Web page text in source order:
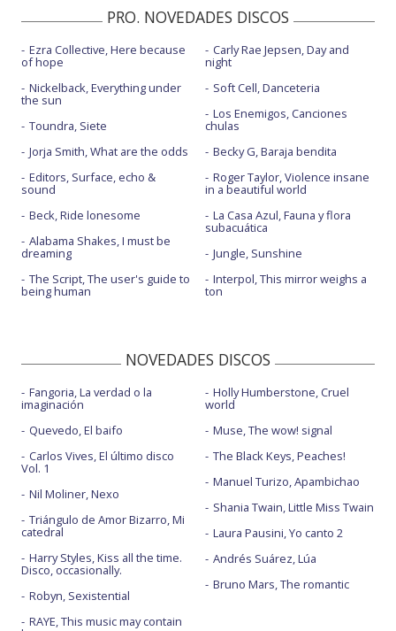
PRO. NOVEDADES DISCOS
Ezra Collective, Here because
of hope
Nickelback, Everything under
the sun
Toundra, Siete
Jorja Smith, What are the odds
Editors, Surface, echo &
sound
Beck, Ride lonesome
Alabama Shakes, I must be
dreaming
The Script, The user's guide to
being human
Carly Rae Jepsen, Day and
night
Soft Cell, Danceteria
Los Enemigos, Canciones
chulas
Becky G, Baraja bendita
Roger Taylor, Violence insane
in a beautiful world
La Casa Azul, Fauna y flora
subacuática
Jungle, Sunshine
Interpol, This mirror weighs a
ton
NOVEDADES DISCOS
Fangoria, La verdad o la
imaginación
Quevedo, El baifo
Carlos Vives, El último disco
Vol. 1
Nil Moliner, Nexo
Triángulo de Amor Bizarro, Mi
catedral
Harry Styles, Kiss all the time.
Disco, occasionally.
Robyn, Sexistential
RAYE, This music may contain
Holly Humberstone, Cruel
world
Muse, The wow! signal
The Black Keys, Peaches!
Manuel Turizo, Apambichao
Shania Twain, Little Miss Twain
Laura Pausini, Yo canto 2
Andrés Suárez, Lúa
Bruno Mars, The romantic